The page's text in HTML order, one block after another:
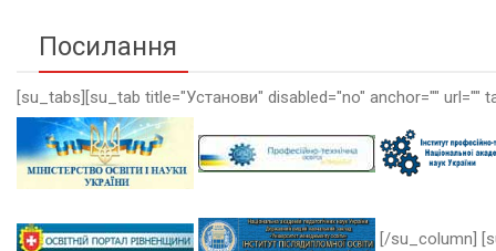
Посилання
[su_tabs][su_tab title="Установи" disabled="no" anchor=""
[/su_column]